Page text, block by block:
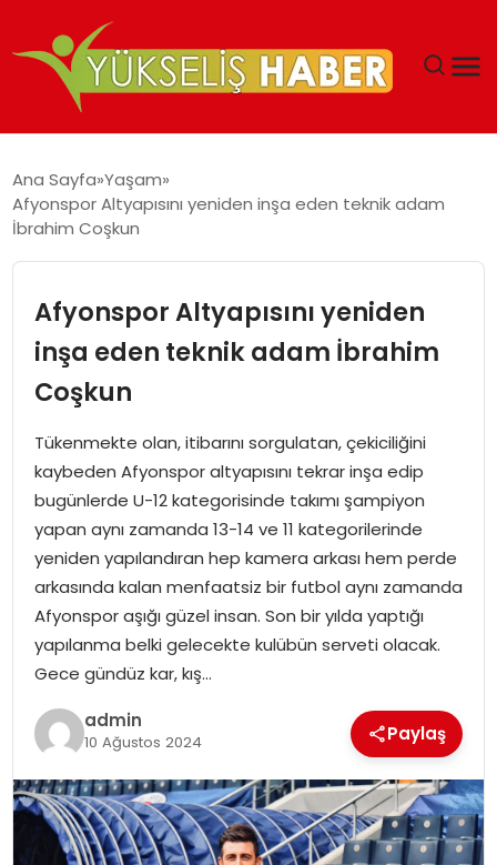
MALIYETLERINI AZALTIYOR’
Ana Sayfa Yaşam
Afyonspor Altyapısını yeniden inşa eden teknik adam
İbrahim Coşkun
Afyonspor Altyapısını yeniden
inşa eden teknik adam İbrahim
Coşkun
Tükenmekte olan, itibarını sorgulatan, çekiciliğini
kaybeden Afyonspor altyapısını tekrar inşa edip
bugünlerde U-12 kategorisinde takımı şampiyon
yapan aynı zamanda 13-14 ve 11 kategorilerinde
yeniden yapılandıran hep kamera arkası hem perde
arkasında kalan menfaatsiz bir futbol aynı zamanda
Afyonspor aşığı güzel insan. Son bir yılda yaptığı
yapılanma belki gelecekte kulübün serveti olacak.
Gece gündüz kar, kış…
admin
10 Ağustos 2024 Paylaş